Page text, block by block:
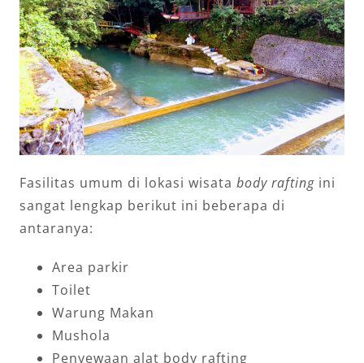
Fasilitas umum di lokasi wisata body rafting ini
sangat lengkap berikut ini beberapa di
antaranya:
Area parkir
Toilet
Warung Makan
Mushola
Penyewaan alat body rafting